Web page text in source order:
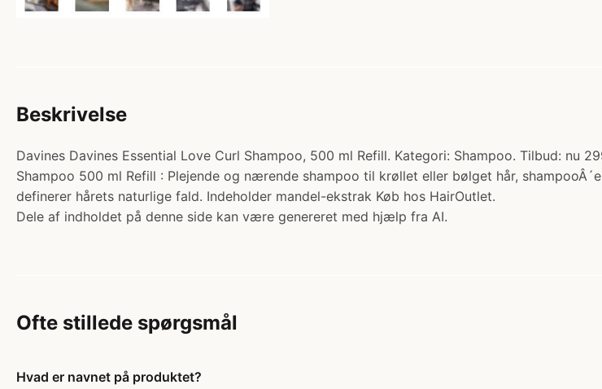
Beskrivelse
Davines Davines Essential Love Curl Shampoo, 500 ml Refill. Kategori: Shampoo. Tilbud: nu
Shampoo 500 ml Refill : Plejende og nærende shampoo til krøllet eller bølget hår,
definerer hårets naturlige fald. Indeholder mandel-ekstrak Køb hos HairOutlet.
Dele af indholdet på denne side kan være genereret med hjælp fra AI.
Ofte stillede spørgsmål
Hvad er navnet på produktet?